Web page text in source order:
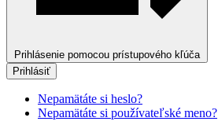
Prihlásenie pomocou prístupového kľúča
Prihlásiť
Nepamätáte si heslo?
Nepamätáte si používateľské meno?